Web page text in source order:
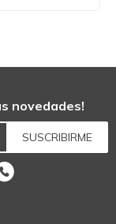
novedades!
SUSCRIBIRME